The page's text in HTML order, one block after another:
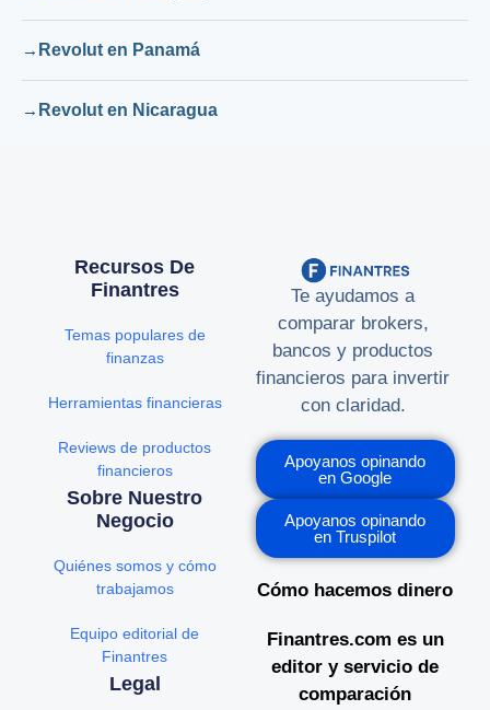
Revolut en Panamá
Revolut en Nicaragua
Te ayudamos a
comparar brokers,
bancos y productos
financieros para invertir
con claridad.
Apoyanos opinando
en Google
Apoyanos opinando
en Truspilot
Cómo hacemos dinero
Finantres.com es un
editor y servicio de
comparación
Recursos De
Finantres
Temas populares de
finanzas
Herramientas financieras
Reviews de productos
financieros
Sobre Nuestro
Negocio
Quiénes somos y cómo
trabajamos
Equipo editorial de
Finantres
Legal